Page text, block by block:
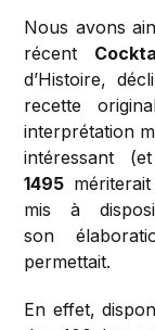
Nous avons
récent
d’Histoire,
recette
interprétation
intéressant
1495
mis à
son
permettait.
En effet,